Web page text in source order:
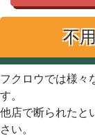
不
フクロウでは様々
す。
他店で断られたと
さい。